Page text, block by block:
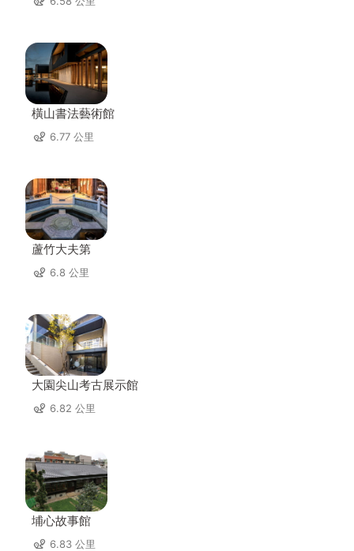
橫山書法藝術館
6.77 公里
蘆竹大夫第
6.8 公里
大園尖山考古展示館
6.82 公里
埔心故事館
6.83 公里